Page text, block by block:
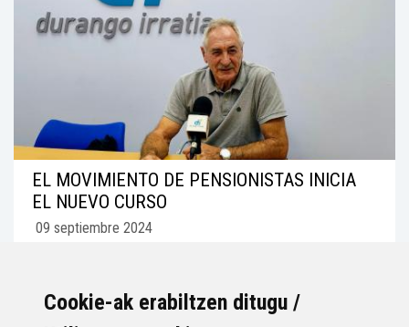
Cookie-ak erabiltzen ditugu /
EL MOVIMIENTO DE PENSIONISTAS INICIA
EL NUEVO CURSO
09 septiembre 2024
1080 euros, la mejora de la...